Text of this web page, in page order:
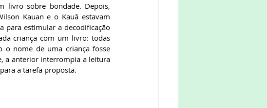
livro sobre bondade. Depois,
Kauan e o Kauã estavam
para estimular a decodificação
criança com um livro: todas
o nome de uma criança fosse
a anterior interrompia a leitura
a tarefa proposta.